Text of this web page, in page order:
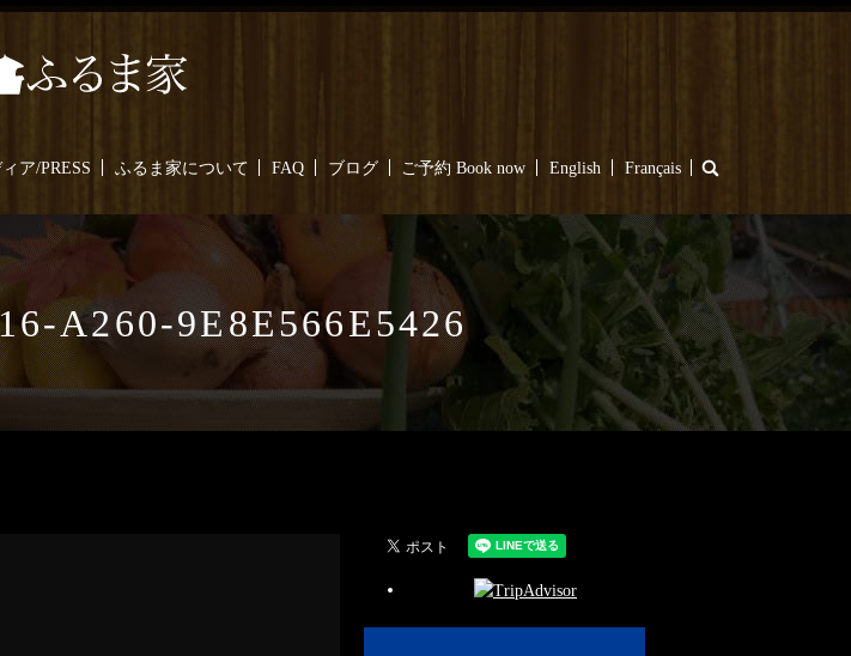
ィア/PRESS ふるま家について FAQ ブログ ご予約 Book now English Français
A260-9E8E566E5426